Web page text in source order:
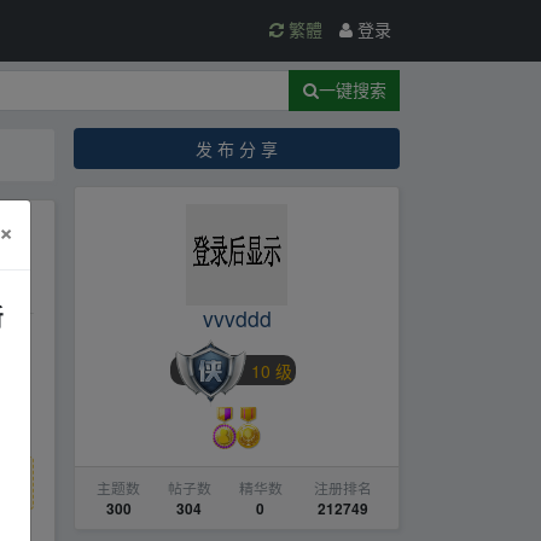
繁體 登录
一键搜索
发 布 分 享
vvvddd
10 级
主题数
300
帖子数
304
精华数
0
注册排名
212749
×